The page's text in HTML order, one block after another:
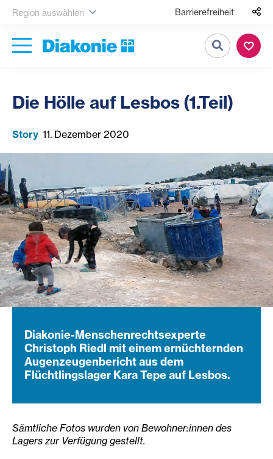
Region auswählen Barrierefreiheit
Suche
Die Hölle auf Lesbos (1.Teil)
Story 11. Dezember 2020
Diakonie-Menschenrechtsexperte
Christoph Riedl mit einem ernüchternden
Augenzeugenbericht aus dem
Flüchtlingslager Kara Tepe auf Lesbos.
Sämtliche Fotos wurden von Bewohner:innen des
Lagers zur Verfügung gestellt.